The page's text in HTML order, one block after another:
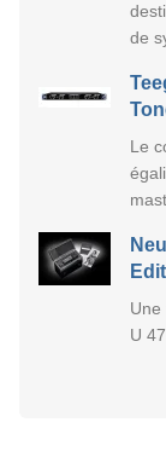
de
Le
Une
U